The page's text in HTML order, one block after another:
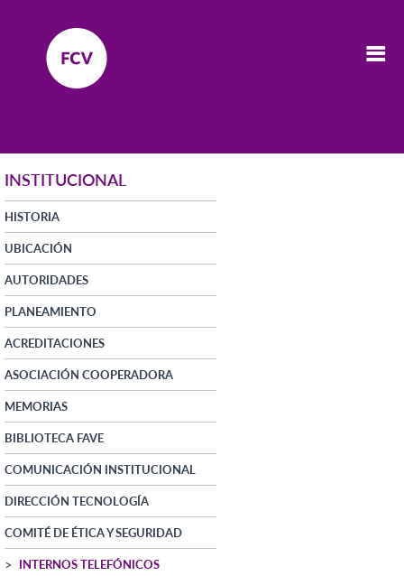
INSTITUCIONAL
HISTORIA
UBICACIÓN
AUTORIDADES
PLANEAMIENTO
ACREDITACIONES
ASOCIACIÓN COOPERADORA
MEMORIAS
BIBLIOTECA FAVE
COMUNICACIÓN INSTITUCIONAL
DIRECCIÓN TECNOLOGÍA
COMITÉ DE ÉTICA Y SEGURIDAD
INTERNOS TELEFÓNICOS